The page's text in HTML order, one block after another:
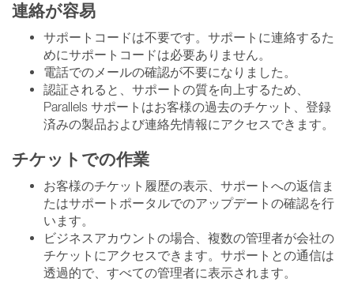
連絡が容易
サポートコードは不要です。サポートに連絡するた
めにサポートコードは必要ありません。
電話でのメールの確認が不要になりました。
認証されると、サポートの質を向上するため、
Parallels サポートはお客様の過去のチケット、登録
済みの製品および連絡先情報にアクセスできます。
チケットでの作業
お客様のチケット履歴の表示、サポートへの返信ま
たはサポートポータルでのアップデートの確認を行
います。
ビジネスアカウントの場合、複数の管理者が会社の
チケットにアクセスできます。サポートとの通信は
透過的で、すべての管理者に表示されます。